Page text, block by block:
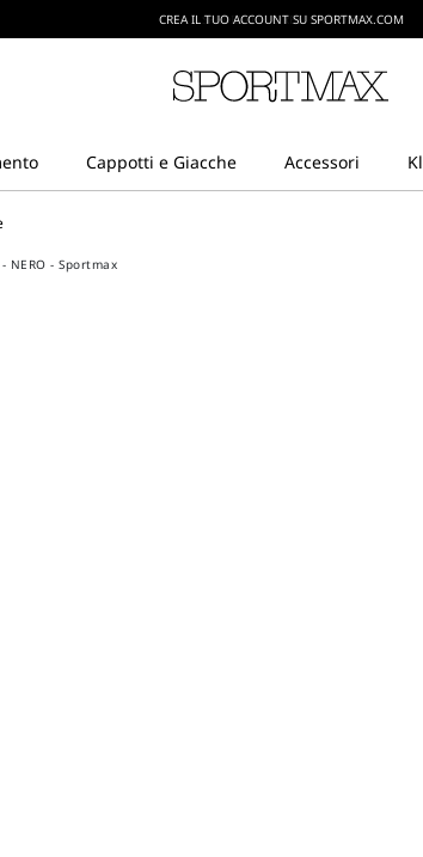
CREA IL TUO ACCOUNT SU SPORTMAX.COM
SPEDIZIONI E RESI GRATUITI